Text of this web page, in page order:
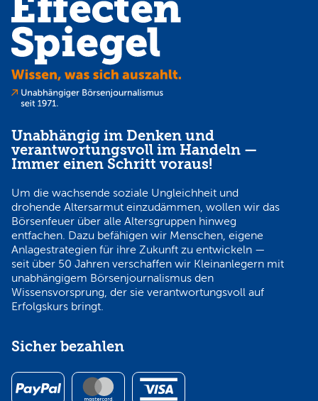
Unabhängig im Denken und
verantwortungsvoll im Handeln —
Immer einen Schritt voraus!
Um die wachsende soziale Ungleichheit und
drohende Altersarmut einzudämmen, wollen wir das
Börsenfeuer über alle Altersgruppen hinweg
entfachen. Dazu befähigen wir Menschen, eigene
Anlagestrategien für ihre Zukunft zu entwickeln —
seit über 50 Jahren verschaffen wir Kleinanlegern mit
unabhängigem Börsenjournalismus den
Wissensvorsprung, der sie verantwortungsvoll auf
Erfolgskurs bringt.
Sicher bezahlen